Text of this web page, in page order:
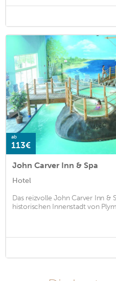
ab
113€
John Carver Inn & Spa
Hotel
Das reizvolle John Carver Inn &
historischen Innenstadt von